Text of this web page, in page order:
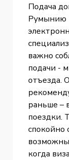
Подача
Румынию
важно
подачи -
отъезда.
раньше –
поездки.
когда